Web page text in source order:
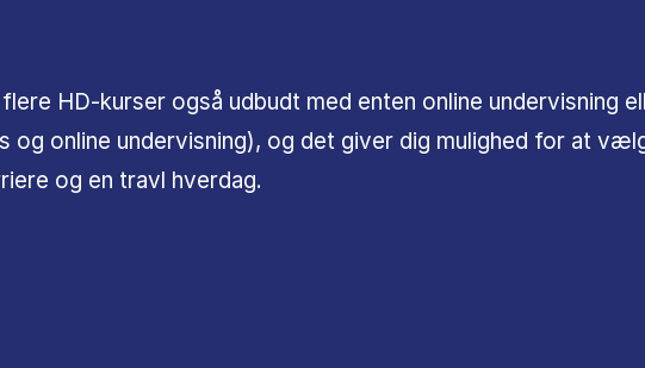
HD-kurser også udbudt med enten online undervisning
og online undervisning), og det giver dig mulighed for at
og en travl hverdag.